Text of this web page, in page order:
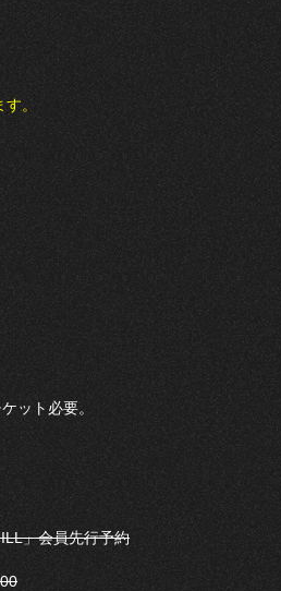
。
ット必要。
」会員先行予約